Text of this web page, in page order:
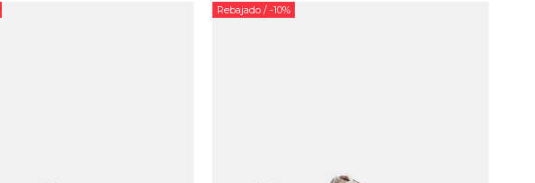
Rebajado / -10%